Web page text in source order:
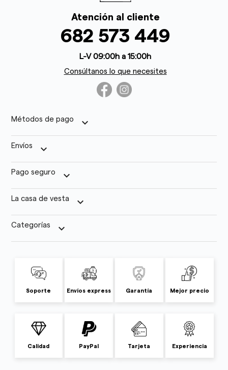
Atención al cliente
682 573 449
L-V 09:00h a 15:00h
Consúltanos lo que necesites
Métodos de pago keyboard_arrow_down
Envíos keyboard_arrow_down
Pago seguro keyboard_arrow_down
La casa de vesta keyboard_arrow_down
Categorías keyboard_arrow_down
Soporte Envíos express Garantía Mejor precio
Calidad PayPal Tarjeta Experiencia